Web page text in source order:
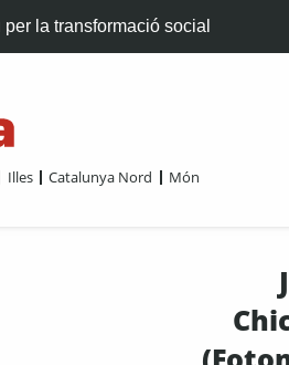
la transformació social
Illes Catalunya Nord Món